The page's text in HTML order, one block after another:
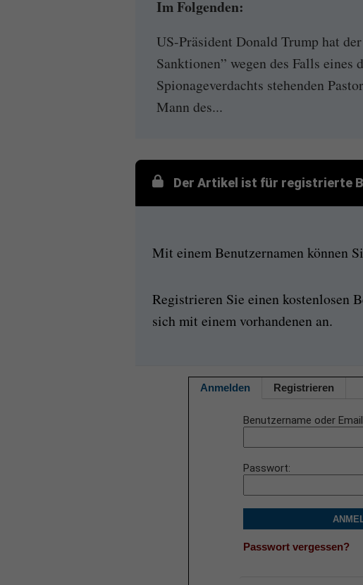
Im Folgenden:
US-Präsident Donald Trump hat
Sanktionen” wegen des Falls eines
Spionageverdachts stehenden
Mann des...
Der Artikel ist für registrierte
Mit einem Benutzernamen können
Registrieren Sie einen kostenlosen
sich mit einem vorhandenen an.
Anmelden Registrieren
Benutzername oder
Passwort
Passwort vergessen?